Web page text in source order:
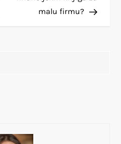
malu firmu?